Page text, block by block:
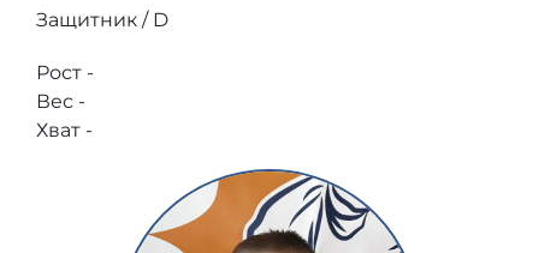
Защитник / D
Рост -
Вес -
Хват -